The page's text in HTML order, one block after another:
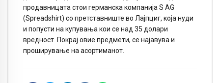
продавницата стои германска компанија S AG
(Spreadshirt) со претставниште во Лајпциг, која нуди
и попусти на купувања кои се над 35 долари
вредност. Покрај овие предмети, се најавува и
проширување на асортиманот.